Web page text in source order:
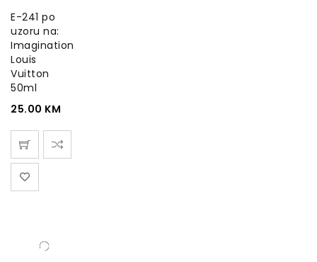
E-241 po
uzoru na:
Imagination
Louis
Vuitton
50ml
25.00 KM